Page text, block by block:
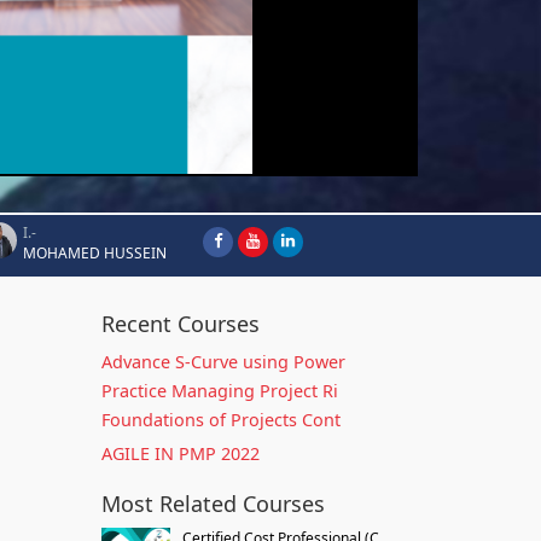
I.-
MOHAMED HUSSEIN
Recent Courses
Advance S-Curve using Power
Practice Managing Project Ri
Foundations of Projects Cont
AGILE IN PMP 2022
Most Related Courses